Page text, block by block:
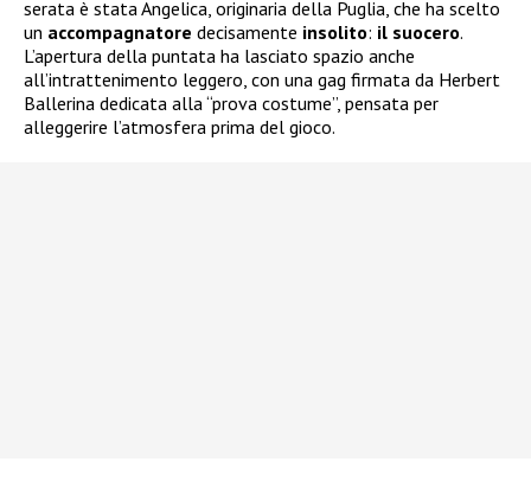
serata è stata Angelica, originaria della Puglia, che ha scelto
un accompagnatore decisamente insolito: il suocero.
L’apertura della puntata ha lasciato spazio anche
all’intrattenimento leggero, con una gag firmata da Herbert
Ballerina dedicata alla “prova costume”, pensata per
alleggerire l’atmosfera prima del gioco.